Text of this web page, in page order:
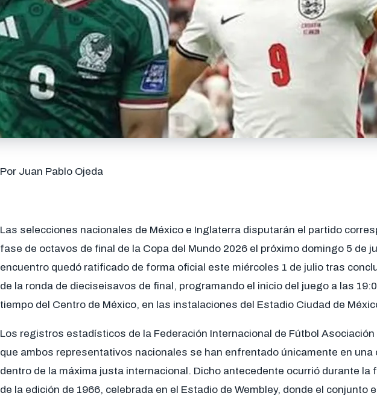
Por Juan Pablo Ojeda
Las selecciones nacionales de México e Inglaterra disputarán el partido
fase de octavos de final de la Copa del Mundo 2026 el próximo domingo 5 de
encuentro quedó ratificado de forma oficial este miércoles 1 de julio tras
de la ronda de dieciseisavos de final, programando el inicio del juego a las
tiempo del Centro de México, en las instalaciones del Estadio Ciudad de
Los registros estadísticos de la Federación Internacional de Fútbol Asociación
que ambos representativos nacionales se han enfrentado únicamente en una
dentro de la máxima justa internacional. Dicho antecedente ocurrió durante la
de la edición de 1966, celebrada en el Estadio de Wembley, donde el conjunto